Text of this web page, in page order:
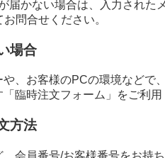
届かない場合は、入力された
問合せください。
場合
、お客様のPCの環境などで
臨時注文フォーム」をご利
方法
会員番号/お客様番号をお持